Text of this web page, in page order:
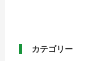
カテゴリー